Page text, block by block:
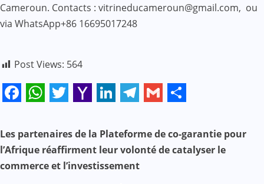
Cameroun. Contacts : vitrineducameroun@gmail.com, ou
via WhatsApp+86 16695017248
Post Views: 564
Mail
N
a
Les partenaires de la Plateforme de co-garantie pour
l’Afrique réaffirment leur volonté de catalyser le
commerce et l’investissement